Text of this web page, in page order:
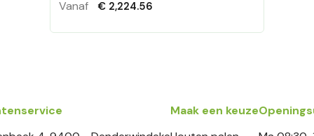
Vanaf € 2,224.56
Maak een keuze